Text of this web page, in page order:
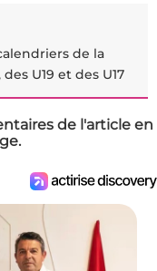
de la
U19 et des U17
de l'article en